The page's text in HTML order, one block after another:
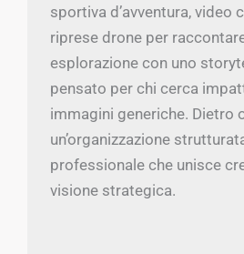
sportiva d’avventura, video
riprese drone per
esplorazione con uno
pensato per chi cerca
immagini generiche. Dietro
un’organizzazione
professionale che unisce
visione strategica.